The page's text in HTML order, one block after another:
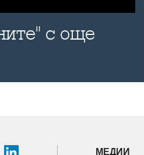
с още
МЕДИИ